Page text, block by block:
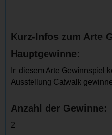
Kurz-Infos zum Arte
Hauptgewinne:
In diesem Arte Gewinnspiel
Ausstellung Catwalk
Anzahl der Gewinne:
2